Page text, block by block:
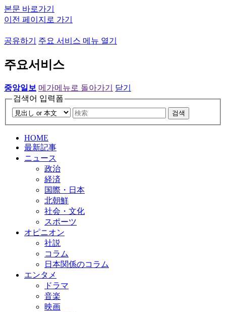
본문 바로가기
이전 페이지로 가기
공유하기 주요 서비스 메뉴 열기
주요서비스
중앙일보 메가메뉴로 돌아가기
닫기
검색어 입력폼
검색
HOME
最新記事
ニュース
政治
経済
国際・日本
北朝鮮
社会・文化
スポーツ
オピニオン
社説
コラム
日本関係のコラム
エンタメ
ドラマ
音楽
映画